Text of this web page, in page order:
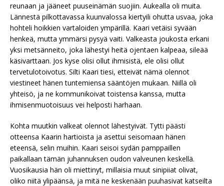
reunaan ja jääneet puuseinämän suojiin. Aukealla oli muita.
Lännestä pilkottavassa kuunvalossa kiertyili ohutta usvaa, joka
hohteli hoikkien vartaloiden ympärillä. Kaari vetäisi syvään
henkeä, mutta ymmärsi pysyä vaiti. Valkeasta joukosta erkani
yksi metsänneito, joka lähestyi heitä ojentaen kalpeaa, sileää
käsivarttaan. Jos kyse olisi ollut ihmisistä, ele olisi ollut
tervetulotoivotus. Silti Kaari tiesi, etteivät nämä olennot
viestineet hänen tuntemiensa sääntöjen mukaan. Niillä oli
yhteisö, ja ne kommunikoivat toistensa kanssa, mutta
ihmisenmuotoisuus vei helposti harhaan.
Kohta muutkin valkeat olennot lähestyivät. Tytti päästi
otteensa Kaarin hartioista ja asettui seisomaan hänen
eteensä, selin muihin. Kaari seisoi sydän pamppaillen
paikallaan tämän juhannuksen oudon valveunen keskellä.
Vuosikausia hän oli miettinyt, millaisia muut sinipiiat olivat,
oliko niitä ylipäänsä, ja mitä ne keskenään puuhasivat katseilta